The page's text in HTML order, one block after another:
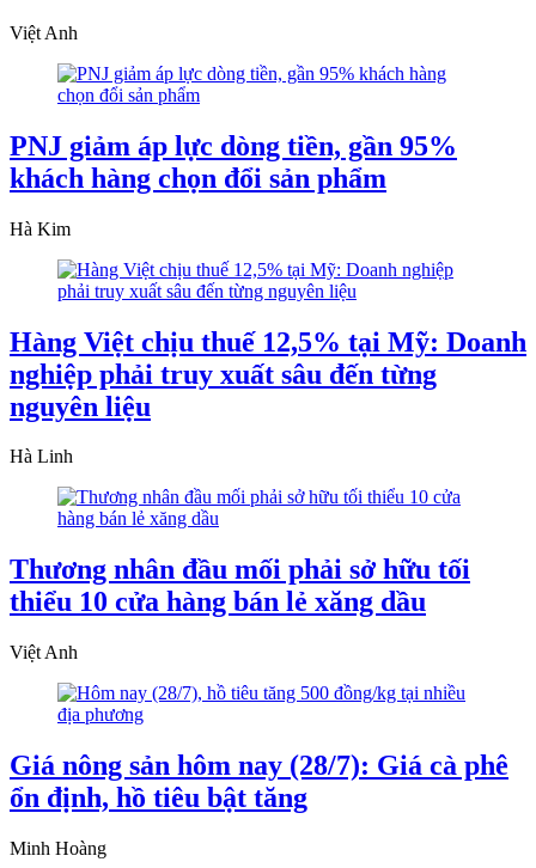
Việt Anh
PNJ giảm áp lực dòng tiền, gần 95%
khách hàng chọn đổi sản phẩm
Hà Kim
Hàng Việt chịu thuế 12,5% tại Mỹ: Doanh
nghiệp phải truy xuất sâu đến từng
nguyên liệu
Hà Linh
Thương nhân đầu mối phải sở hữu tối
thiểu 10 cửa hàng bán lẻ xăng dầu
Việt Anh
Giá nông sản hôm nay (28/7): Giá cà phê
ổn định, hồ tiêu bật tăng
Minh Hoàng